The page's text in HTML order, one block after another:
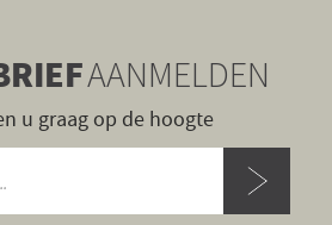
AANMELDEN
u graag op de hoogte